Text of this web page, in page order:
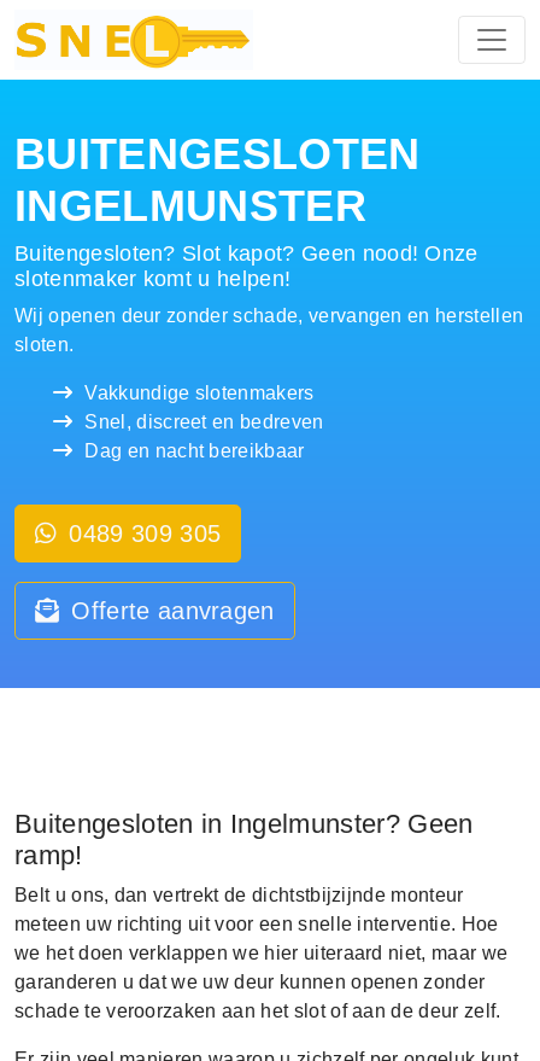
Hoofdnavigatie
BUITENGESLOTEN
INGELMUNSTER
Buitengesloten? Slot kapot? Geen nood! Onze
slotenmaker komt u helpen!
Wij openen deur zonder schade, vervangen en herstellen
sloten.
Vakkundige slotenmakers
Snel, discreet en bedreven
Dag en nacht bereikbaar
0489 309 305
Offerte aanvragen
Buitengesloten in Ingelmunster? Geen
ramp!
Belt u ons, dan vertrekt de dichtstbijzijnde monteur
meteen uw richting uit voor een snelle interventie. Hoe
we het doen verklappen we hier uiteraard niet, maar we
garanderen u dat we uw deur kunnen openen zonder
schade te veroorzaken aan het slot of aan de deur zelf.